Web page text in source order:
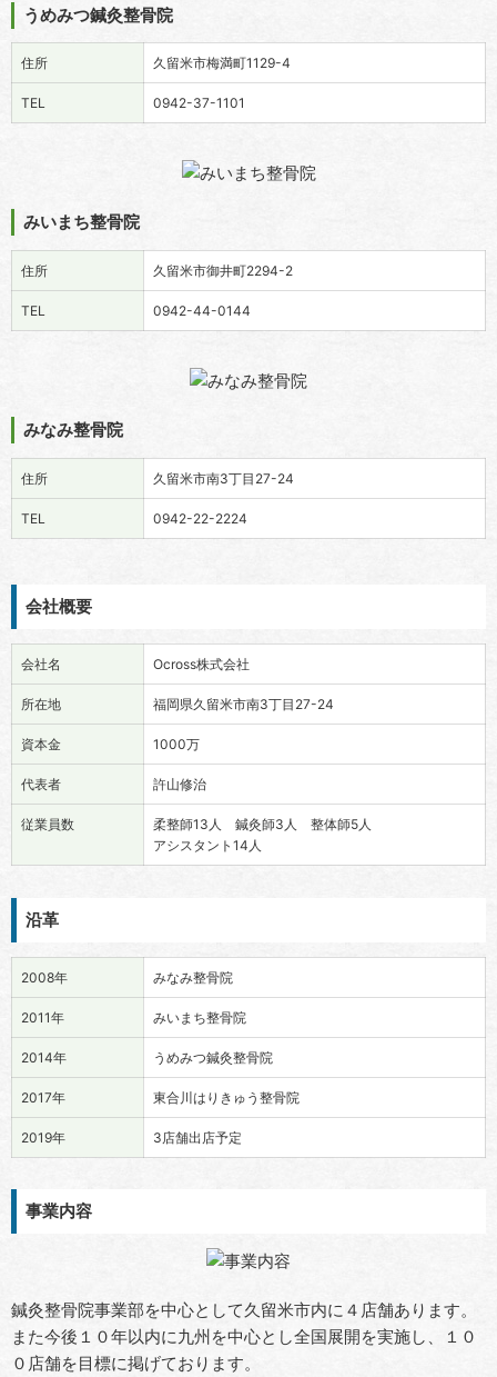
うめみつ鍼灸整骨院
住所 久留米市梅満町1129-4
TEL 0942-37-1101
みいまち整骨院
住所 久留米市御井町2294-2
TEL 0942-44-0144
みなみ整骨院
住所 久留米市南3丁目27-24
TEL 0942-22-2224
会社概要
会社名 Ocross株式会社
所在地 福岡県久留米市南3丁目27-24
資本金 1000万
代表者 許山修治
従業員数
柔整師13人 鍼灸師3人 整体師5人
アシスタント14人
沿革
2008年 みなみ整骨院
2011年 みいまち整骨院
2014年 うめみつ鍼灸整骨院
2017年 東合川はりきゅう整骨院
2019年 3店舗出店予定
事業内容
鍼灸整骨院事業部を中心として久留米市内に４店舗あります。
また今後１０年以内に九州を中心とし全国展開を実施し、１０
０店舗を目標に掲げております。